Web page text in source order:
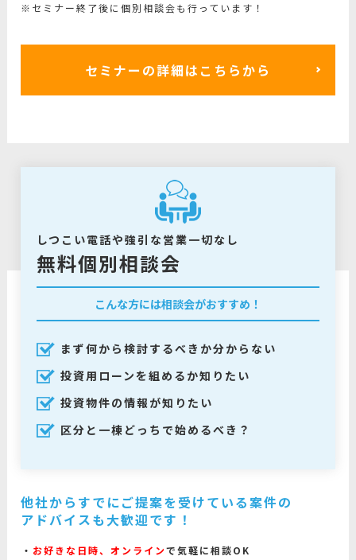
※セミナー終了後に個別相談会も行っています！
セミナーの詳細はこちらから
しつこい電話や強引な営業一切なし
無料個別相談会
こんな方には相談会がおすすめ！
まず何から検討するべきか分からない
投資用ローンを組めるか知りたい
投資物件の情報が知りたい
区分と一棟どっちで始めるべき？
他社からすでにご提案を受けている案件の
アドバイスも大歓迎です！
お好きな日時、オンラインで気軽に相談OK